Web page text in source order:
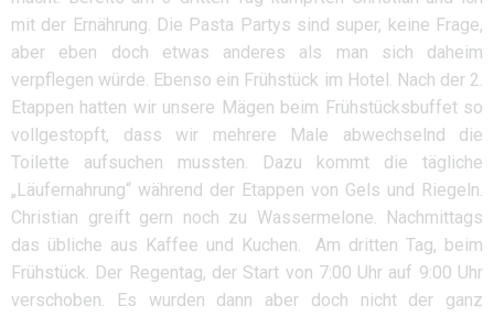
mit der Ernährung. Die Pasta Partys sind super, keine Frage,
aber eben doch etwas anderes als man sich daheim
verpflegen würde. Ebenso ein Frühstück im Hotel. Nach der 2.
Etappen hatten wir unsere Mägen beim Frühstücksbuffet so
vollgestopft, dass wir mehrere Male abwechselnd die
Toilette aufsuchen mussten. Dazu kommt die tägliche
„Läufernahrung“ während der Etappen von Gels und Riegeln.
Christian greift gern noch zu Wassermelone. Nachmittags
das übliche aus Kaffee und Kuchen.
Am dritten Tag, beim
Frühstück. Der Regentag, der Start von 7:00 Uhr auf 9:00 Uhr
verschoben. Es wurden dann aber doch nicht der ganz